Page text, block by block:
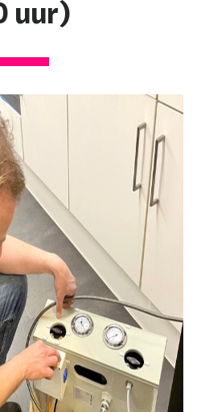
uur)